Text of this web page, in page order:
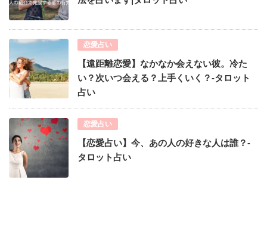
恋愛占い
【遠距離恋愛】なかなか会えない彼。冷た
い？次いつ会える？上手くいく？-タロット
占い
恋愛占い
【恋愛占い】今、あの人の好きな人は誰？-
タロット占い